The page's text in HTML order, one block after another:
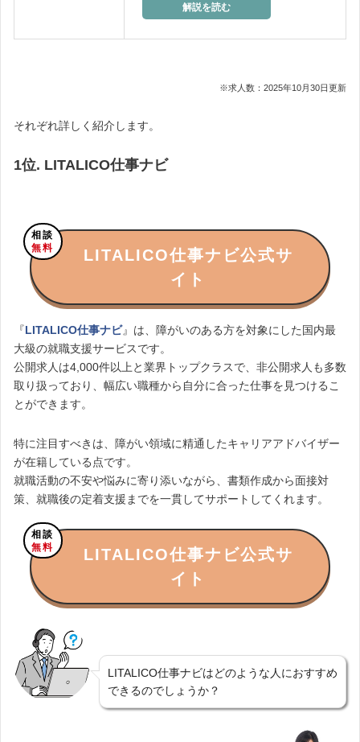
解説を読む
※求人数：2025年10月30日更新
それぞれ詳しく紹介します。
1位. LITALICO仕事ナビ
相談
無料
LITALICO仕事ナビ公式サ
イト
『LITALICO仕事ナビ』は、障がいのある方を対象にした国内最
大級の就職支援サービスです。
公開求人は4,000件以上と業界トップクラスで、非公開求人も多数
取り扱っており、幅広い職種から自分に合った仕事を見つけるこ
とができます。
特に注目すべきは、障がい領域に精通したキャリアアドバイザー
が在籍している点です。
就職活動の不安や悩みに寄り添いながら、書類作成から面接対
策、就職後の定着支援までを一貫してサポートしてくれます。
相談
無料
LITALICO仕事ナビ公式サ
イト
LITALICO仕事ナビはどのような人におすすめ
できるのでしょうか？